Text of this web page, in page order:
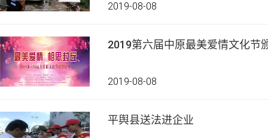
2019-08-08
2019第六届中原最美爱情文化节
2019-08-08
平舆县送法进企业